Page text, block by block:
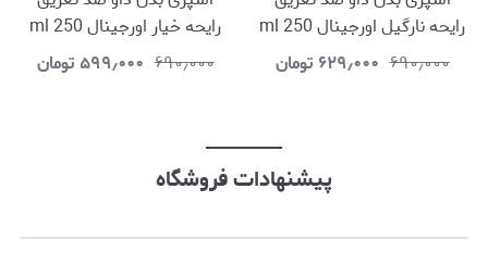
رایحه نارگیل اورجینال 250 ml
۶۹۰٫۰۰۰ ۶۲۹٫۰۰۰ تومان
رایحه خیار اورجینال 250 ml
۶۹۰٫۰۰۰ ۵۹۹٫۰۰۰تومان
پیشنهادات فروشگاه